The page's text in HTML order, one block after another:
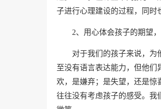
子进行心理建设的过程，同时
2、用心体会孩子的期望
对于我们的孩子来说，为
至没有语言表达能力，但他
欢，是嫌弃；是失望，还是惊
往往没有考虑孩子的感受。我